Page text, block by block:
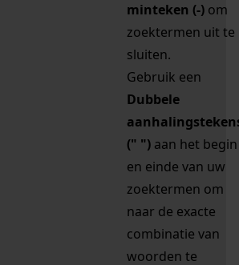
minteken (-) om
zoektermen uit te
sluiten.
Gebruik een
Dubbele
(" ") aan het begin
en einde van uw
zoektermen om
naar de exacte
combinatie van
woorden te